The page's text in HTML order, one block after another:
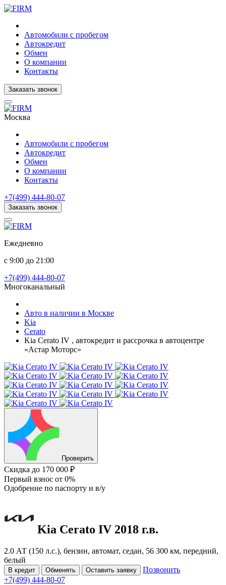
Автомобили с пробегом
Автокредит
Обмен
О компании
Контакты
Заказать звонок
Москва
Автомобили с пробегом
Автокредит
Обмен
О компании
Контакты
+7(499) 444-80-07
Заказать звонок
Ежедневно
с 9:00 до 21:00
+7(499) 444-80-07
Многоканальный
Авто в наличии в Москве
Kia
Cerato
Kia Cerato IV , автокредит и рассрочка в автоцентре
«Астар Моторс»
Проверить
Скидка до 170 000 ₽
Первый взнос от 0%
Одобрение по паспорту и в/у
Kia Cerato IV 2018 г.в.
2.0 АТ (150 л.с.), бензин, автомат, седан, 56 300 км, передний,
белый
В кредит Обменять Оставить заявку
Позвонить
+7(499) 444-80-07